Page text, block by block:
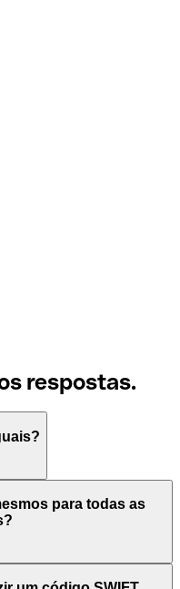
respostas.
for Worldwide
(Sociedade para
onde se
Por outro lado, BIC
para todas as